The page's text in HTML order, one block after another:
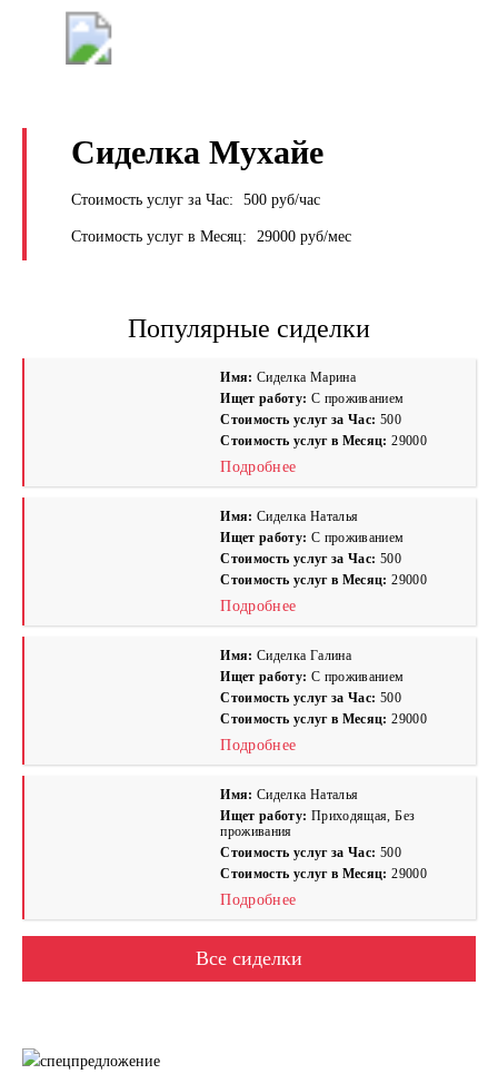
Сиделка Мухайе
Стоимость услуг за Час: 500 руб/час
Стоимость услуг в Месяц: 29000 руб/мес
Популярные сиделки
Имя: Сиделка Марина
Ищет работу: С проживанием
Стоимость услуг за Час: 500
Стоимость услуг в Месяц:29000
Подробнее
Имя: Сиделка Наталья
Ищет работу: С проживанием
Стоимость услуг за Час: 500
Стоимость услуг в Месяц:29000
Подробнее
Имя: Сиделка Галина
Ищет работу: С проживанием
Стоимость услуг за Час: 500
Стоимость услуг в Месяц:29000
Подробнее
Имя: Сиделка Наталья
Ищет работу: Приходящая, Без
проживания
Стоимость услуг за Час: 500
Стоимость услуг в Месяц:29000
Подробнее
Все сиделки